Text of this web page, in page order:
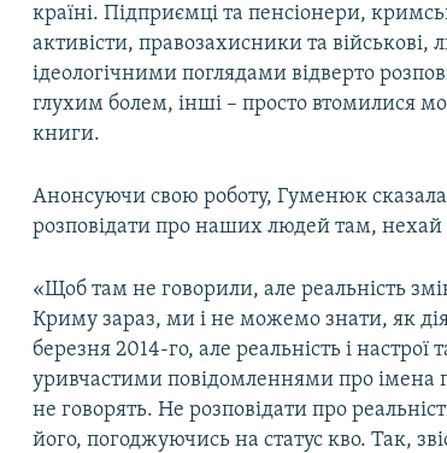
країні. Підприємці та пенсіонери,
активісти, правозахисники та
ідеологічними поглядами відверто
глухим болем, інші – просто втомилися
книги.
Анонсуючи свою роботу, Гуменюк
розповідати про наших людей там, нехай
«Щоб там не говорили, але реальність
Криму зараз, ми і не можемо знати, як
березня 2014-го, але реальність і
уривчастими повідомленнями про імена
не говорять. Не розповідати про
його, погоджуючись на статус кво. Так,